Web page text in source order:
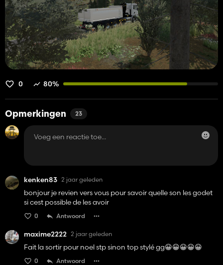
0 80%
Opmerkingen 23
kenken83 2 jaar geleden
bonjour je revien vers vous pour savoir quelle son les godet
si cest possible de les avoir
0 Antwoord
maxime2222 2 jaar geleden
Fait la sortir pour noel stp sinon top stylé gg😀😀😀😀😀
0 Antwoord